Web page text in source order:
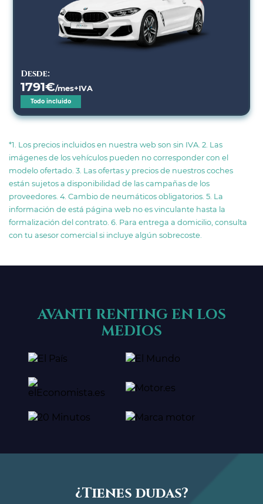
Desde:
1791€/mes+IVA
Todo incluido
*1. Los precios incluidos en nuestra web son sin IVA. 2. Las
imágenes de los vehículos pueden no corresponder con el
modelo ofertado. 3. Las ofertas y precios de nuestros coches
están sujetos a disponibilidad de las campañas de los
proveedores. 4. Cambio de neumáticos obligatorios. 5. La
información de está página web no es vinculante hasta la
formalización del contrato. 6. Para entrega a domicilio, consulta
con tu asesor comercial si incluye algún sobrecoste.
AVANTI RENTING EN LOS
MEDIOS
¿Tienes dudas?